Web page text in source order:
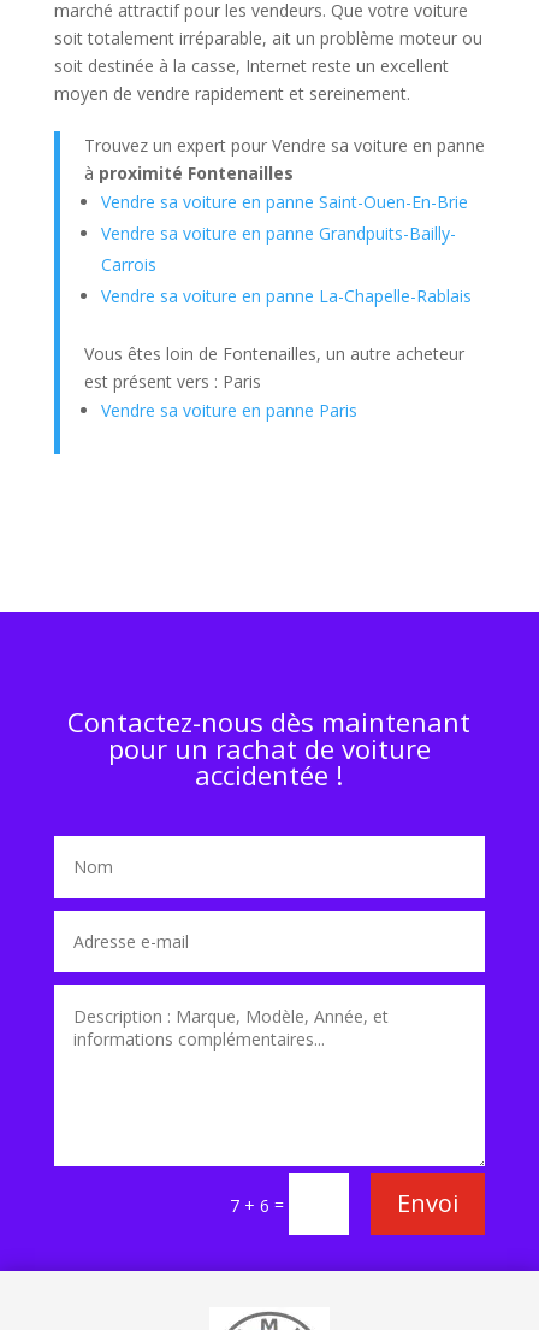
marché attractif pour les vendeurs. Que votre voiture
soit totalement irréparable, ait un problème moteur ou
soit destinée à la casse, Internet reste un excellent
moyen de vendre rapidement et sereinement.
Trouvez un expert pour Vendre sa voiture en panne
à proximité Fontenailles
Vendre sa voiture en panne Saint-Ouen-En-Brie
Vendre sa voiture en panne Grandpuits-Bailly-
Carrois
Vendre sa voiture en panne La-Chapelle-Rablais
Vous êtes loin de Fontenailles, un autre acheteur
est présent vers : Paris
Vendre sa voiture en panne Paris
Contactez-nous dès maintenant
pour un rachat de voiture
accidentée !
7 + 6 = Envoi